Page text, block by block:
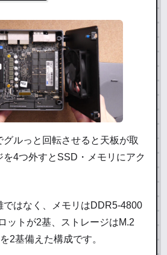
グルっと回転させると天板が取
を4つ外すとSSD・メモリにアク
ではなく、メモリはDDR5-4800
ットが2基、ストレージはM.2
2基備えた構成です。